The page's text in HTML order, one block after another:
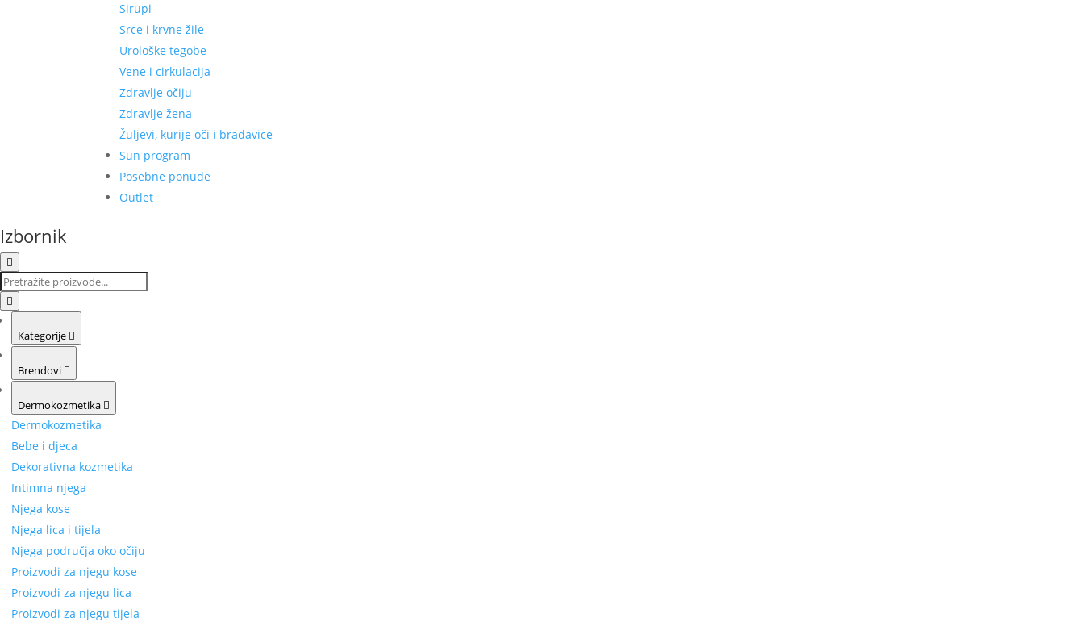
Sirupi
Srce i krvne žile
Urološke tegobe
Vene i cirkulacija
Zdravlje očiju
Zdravlje žena
Žuljevi, kurije oči i bradavice
Sun program
Posebne ponude
Outlet
Izbornik
Kategorije
Brendovi
Dermokozmetika
Dermokozmetika
Bebe i djeca
Dekorativna kozmetika
Intimna njega
Njega kose
Njega lica i tijela
Njega područja oko očiju
Proizvodi za njegu kose
Proizvodi za njegu lica
Proizvodi za njegu tijela